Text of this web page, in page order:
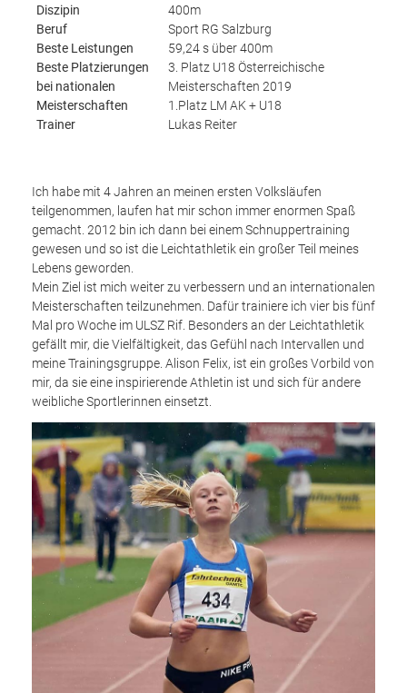
Diszipin
400m
Beruf
Sport RG Salzburg
Beste Leistungen
59,24 s über 400m
Beste Platzierungen
bei nationalen
Meisterschaften
3. Platz U18 Österreichische
Meisterschaften 2019
1.Platz LM AK + U18
Trainer
Lukas Reiter
Ich habe mit 4 Jahren an meinen ersten Volksläufen
teilgenommen, laufen hat mir schon immer enormen Spaß
gemacht. 2012 bin ich dann bei einem Schnuppertraining
gewesen und so ist die Leichtathletik ein großer Teil meines
Lebens geworden.
Mein Ziel ist mich weiter zu verbessern und an internationalen
Meisterschaften teilzunehmen. Dafür trainiere ich vier bis fünf
Mal pro Woche im ULSZ Rif. Besonders an der Leichtathletik
gefällt mir, die Vielfältigkeit, das Gefühl nach Intervallen und
meine Trainingsgruppe. Alison Felix, ist ein großes Vorbild von
mir, da sie eine inspirierende Athletin ist und sich für andere
weibliche Sportlerinnen einsetzt.